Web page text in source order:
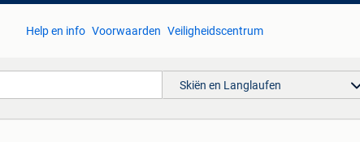
Help en info Voorwaarden Veiligheidscentrum
Skiën en Langlaufen